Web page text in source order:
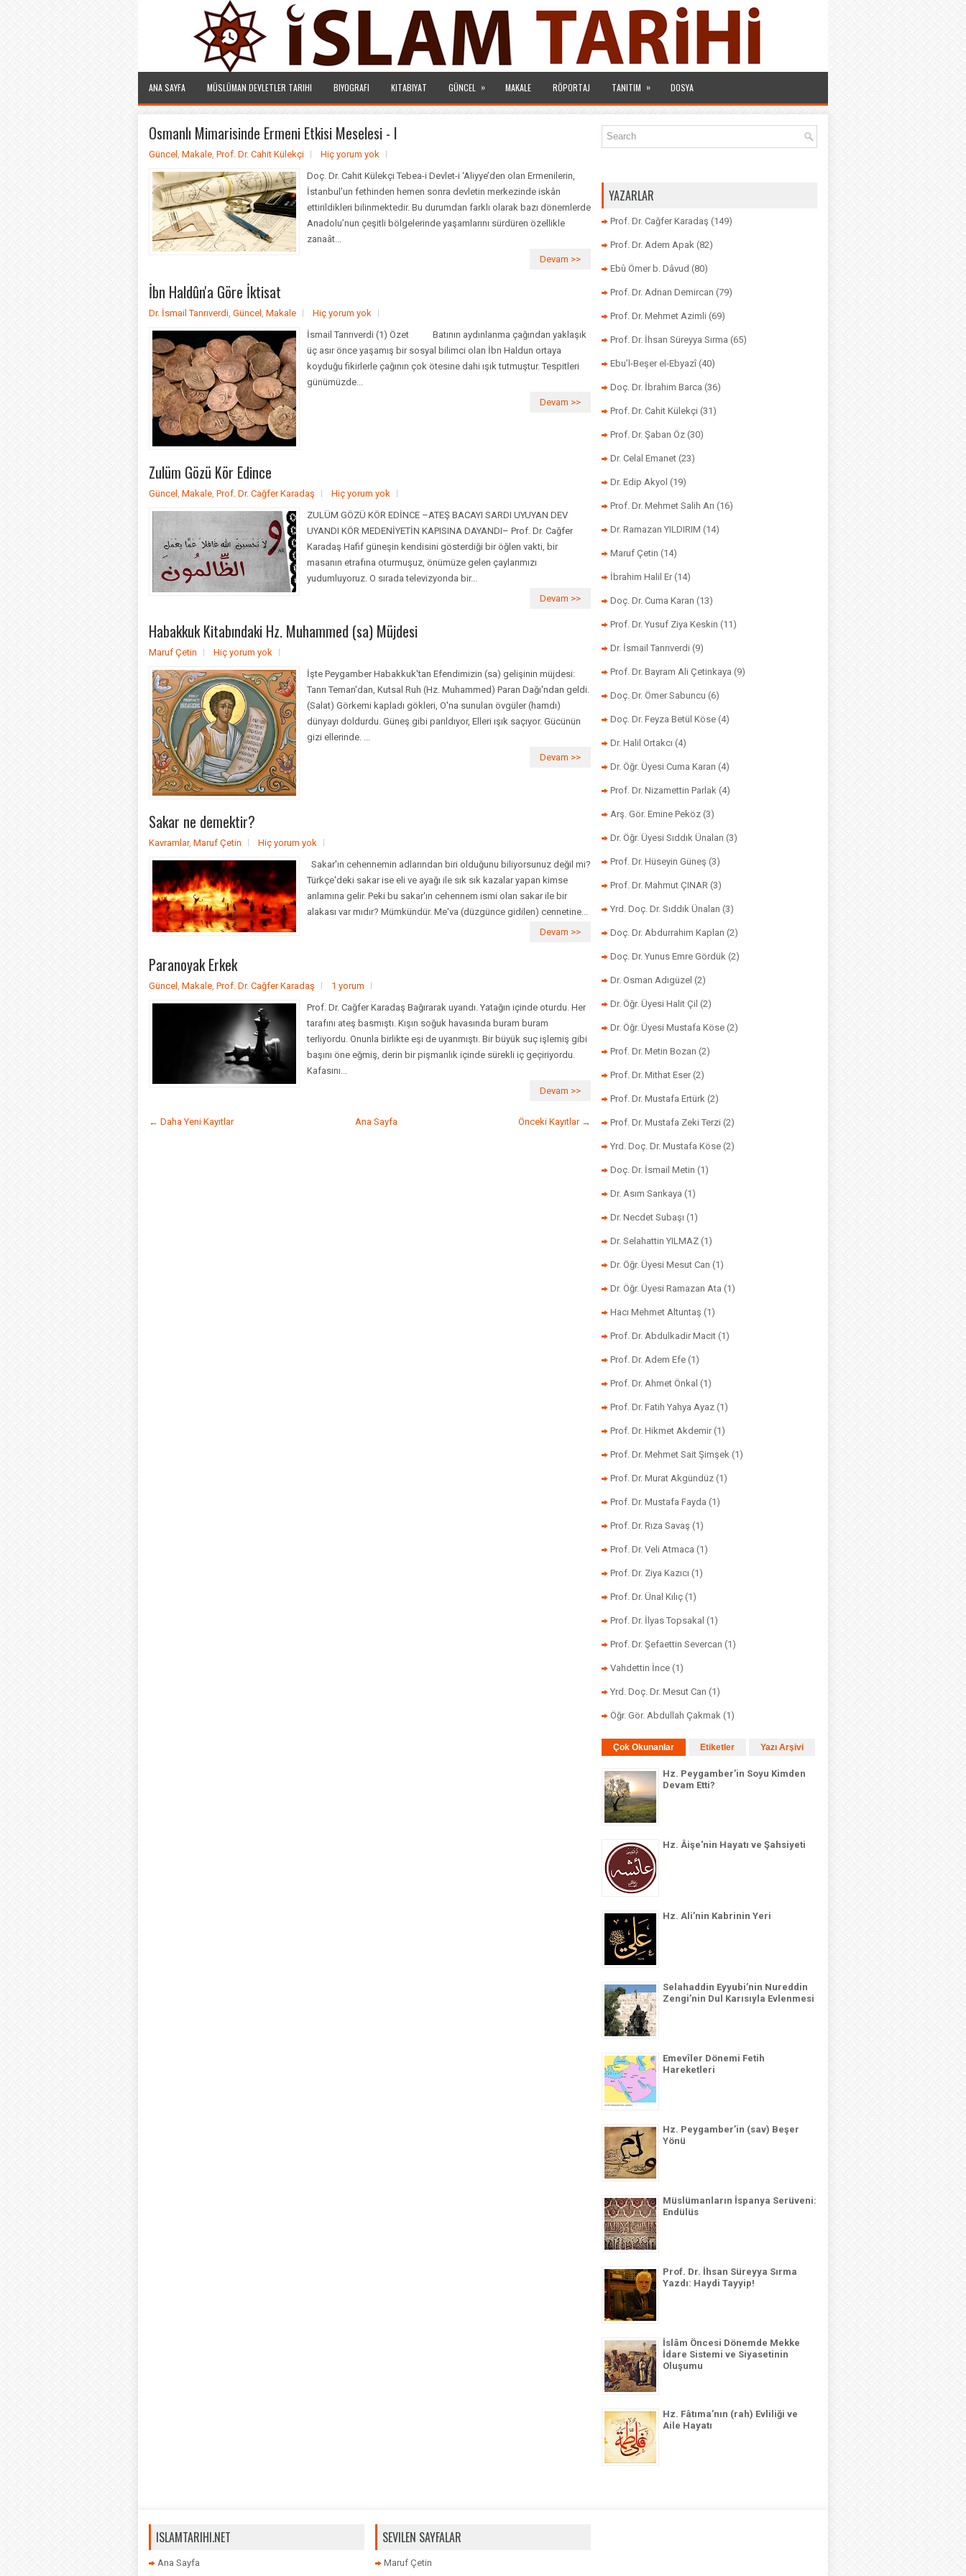
ANA SAYFA MÜSLÜMAN DEVLETLER TARIHI BIYOGRAFI KITABIYAT GÜNCEL » MAKALE RÖPORTAJ TANITIM » DOSYA
Osmanlı Mimarisinde Ermeni Etkisi Meselesi - I
Güncel , Makale, Prof. Dr. Cahit Külekçi
Hiç yorum yok
Doç. Dr. Cahit Külekçi Tebea-i Devlet-i ‘Aliyye’den olan Ermenilerin,
İstanbul’un fethinden hemen sonra devletin merkezinde iskân
ettirildikleri bilinmektedir. Bu durumdan farklı olarak bazı dönemlerde
Anadolu’nun çeşitli bölgelerinde yaşamlarını sürdüren özellikle
zanaât...
Devam >>
İbn Haldûn'a Göre İktisat
Dr. İsmail Tanrıverdi, Güncel , Makale
Hiç yorum yok
İsmail Tanrıverdi (1) Özet Batının aydınlanma çağından yaklaşık
üç asır önce yaşamış bir sosyal bilimci olan İbn Haldun ortaya
koyduğu fikirlerle çağının çok ötesine dahi ışık tutmuştur. Tespitleri
günümüzde...
Devam >>
Zulüm Gözü Kör Edince
Güncel , Makale, Prof. Dr. Cağfer Karadaş
Hiç yorum yok
ZULÜM GÖZÜ KÖR EDİNCE –ATEŞ BACAYI SARDI UYUYAN DEV
UYANDI KÖR MEDENİYETİN KAPISINA DAYANDI– Prof. Dr. Cağfer
Karadaş Hafif güneşin kendisini gösterdiği bir öğlen vakti, bir
masanın etrafına oturmuşuz, önümüze gelen çaylarımızı
yudumluyoruz. O sırada televizyonda bir...
Devam >>
Habakkuk Kitabındaki Hz. Muhammed (sa) Müjdesi
Maruf Çetin
Hiç yorum yok
İşte Peygamber Habakkuk'tan Efendimizin (sa) gelişinin müjdesi:
Tanrı Teman'dan, Kutsal Ruh (Hz. Muhammed) Paran Dağı'ndan geldi.
(Salat) Görkemi kapladı gökleri, O'na sunulan övgüler (hamdı)
dünyayı doldurdu. Güneş gibi parıldıyor, Elleri ışık saçıyor. Gücünün
gizi ellerinde. ...
Devam >>
Sakar ne demektir?
Kavramlar, Maruf Çetin
Hiç yorum yok
Sakar'ın cehennemin adlarından biri olduğunu biliyorsunuz değil mi?
Türkçe'deki sakar ise eli ve ayağı ile sık sık kazalar yapan kimse
anlamına gelir. Peki bu sakar'ın cehennem ismi olan sakar ile bir
alakası var mıdır? Mümkündür. Me'va (düzgünce gidilen) cennetine...
Devam >>
Paranoyak Erkek
Güncel Makale Prof. Dr. Cağfer Karadaş
1 yorum
Prof. Dr. Cağfer Karadaş Bağırarak uyandı. Yatağın içinde oturdu. Her
tarafını ateş basmıştı. Kışın soğuk havasında buram buram
terliyordu. Onunla birlikte eşi de uyanmıştı. Bir büyük suç işlemiş gibi
başını öne eğmiş, derin bir pişmanlık içinde sürekli iç geçiriyordu.
Kafasını...
Devam >>
← Daha Yeni Kayıtlar Önceki Kayıtlar →
Ana Sayfa
YAZARLAR
Prof. Dr. Cağfer Karadaş (149)
Prof. Dr. Adem Apak (82)
Ebû Ömer b. Dâvud (80)
Prof. Dr. Adnan Demircan (79)
Prof. Dr. Mehmet Azimli (69)
Prof. Dr. İhsan Süreyya Sırma (65)
Ebu’l-Beşer el-Ebyazî (40)
Doç. Dr. İbrahim Barca (36)
Prof. Dr. Cahit Külekçi (31)
Prof. Dr. Şaban Öz (30)
Dr. Celal Emanet (23)
Dr. Edip Akyol (19)
Prof. Dr. Mehmet Salih Arı (16)
Dr. Ramazan YILDIRIM (14)
Maruf Çetin (14)
İbrahim Halil Er (14)
Doç. Dr. Cuma Karan (13)
Prof. Dr. Yusuf Ziya Keskin (11)
Dr. İsmail Tanrıverdi (9)
Prof. Dr. Bayram Ali Çetinkaya (9)
Doç. Dr. Ömer Sabuncu (6)
Doç. Dr. Feyza Betül Köse (4)
Dr. Halil Ortakcı (4)
Dr. Öğr. Üyesi Cuma Karan (4)
Prof. Dr. Nizamettin Parlak (4)
Arş. Gör. Emine Peköz (3)
Dr. Öğr. Üyesi Sıddık Ünalan (3)
Prof. Dr. Hüseyin Güneş (3)
Prof. Dr. Mahmut ÇINAR (3)
Yrd. Doç. Dr. Sıddık Ünalan (3)
Doç. Dr. Abdurrahim Kaplan (2)
Doç. Dr. Yunus Emre Gördük (2)
Dr. Osman Adıgüzel (2)
Dr. Öğr. Üyesi Halit Çil (2)
Dr. Öğr. Üyesi Mustafa Köse (2)
Prof. Dr. Metin Bozan (2)
Prof. Dr. Mithat Eser (2)
Prof. Dr. Mustafa Ertürk (2)
Prof. Dr. Mustafa Zeki Terzi (2)
Yrd. Doç. Dr. Mustafa Köse (2)
Doç. Dr. İsmail Metin (1)
Dr. Asım Sarıkaya (1)
Dr. Necdet Subaşı (1)
Dr. Selahattin YILMAZ (1)
Dr. Öğr. Üyesi Mesut Can (1)
Dr. Öğr. Üyesi Ramazan Ata (1)
Hacı Mehmet Altuntaş (1)
Prof. Dr. Abdulkadir Macit (1)
Prof. Dr. Adem Efe (1)
Prof. Dr. Ahmet Önkal (1)
Prof. Dr. Fatih Yahya Ayaz (1)
Prof. Dr. Hikmet Akdemir (1)
Prof. Dr. Mehmet Sait Şimşek (1)
Prof. Dr. Murat Akgündüz (1)
Prof. Dr. Mustafa Fayda (1)
Prof. Dr. Rıza Savaş (1)
Prof. Dr. Veli Atmaca (1)
Prof. Dr. Ziya Kazıcı (1)
Prof. Dr. Ünal Kılıç (1)
Prof. Dr. İlyas Topsakal (1)
Prof. Dr. Şefaettin Severcan (1)
Vahdettin İnce (1)
Yrd. Doç. Dr. Mesut Can (1)
Öğr. Gör. Abdullah Çakmak (1)
Çok Okunanlar Etiketler Yazı Arşivi
Hz. Peygamber’in Soyu Kimden
Devam Etti?
Hz. Âişe'nin Hayatı ve Şahsiyeti
Hz. Ali’nin Kabrinin Yeri
Selahaddin Eyyubi’nin Nureddin
Zengi’nin Dul Karısıyla Evlenmesi
Emevîler Dönemi Fetih
Hareketleri
Hz. Peygamber’in (sav) Beşer
Yönü
Müslümanların İspanya Serüveni:
Endülüs
Prof. Dr. İhsan Süreyya Sırma
Yazdı: Haydi Tayyip!
İslâm Öncesi Dönemde Mekke
İdare Sistemi ve Siyasetinin
Oluşumu
Hz. Fâtıma’nın (rah) Evliliği ve
Aile Hayatı
ISLAMTARIHI.NET
Ana Sayfa
SEVILEN SAYFALAR
Maruf Çetin